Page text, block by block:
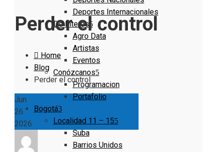
Deportes Internacionales
De Interés
Agro Data
Artistas
Eventos
Conózcanos
Programacion
Portafolio
Bogotá
Localidad 11 – 15
Suba
Barrios Unidos
Perder el control
Home
Blog
Perder el control
Jun
26
2026